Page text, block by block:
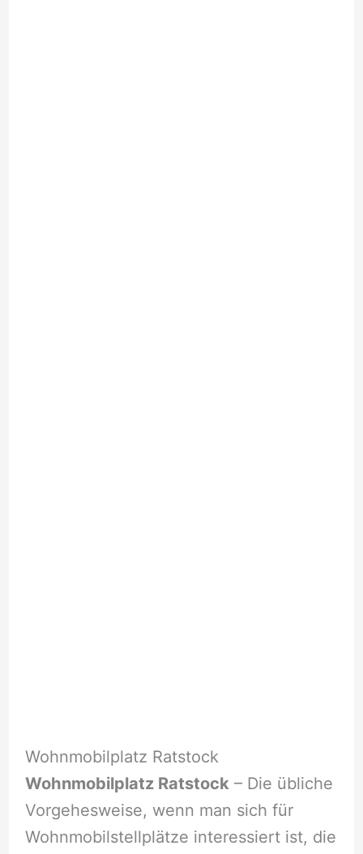
Wohnmobilplatz Ratstock
Wohnmobilplatz Ratstock– Die übliche
Vorgehesweise, wenn man sich für
Wohnmobilstellplätze interessiert ist, die